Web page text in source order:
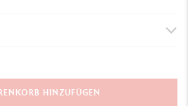
Fasermaler
die sich nicht durch das Papier
HINZUFÜGEN